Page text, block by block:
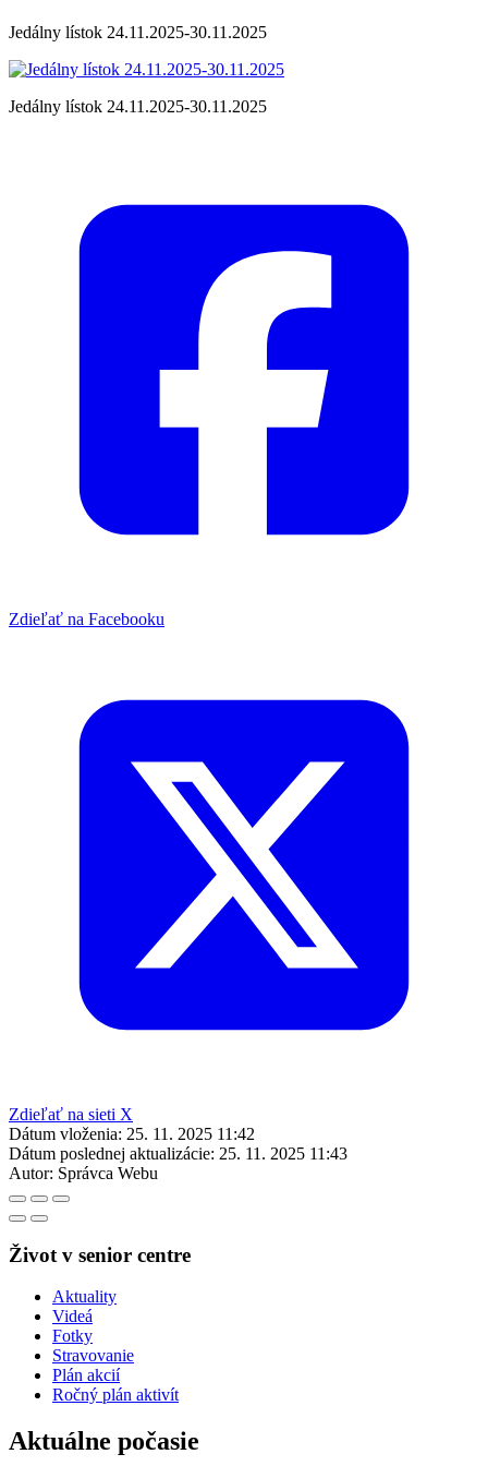
Jedálny lístok 24.11.2025-30.11.2025
Jedálny lístok 24.11.2025-30.11.2025
Zdieľať na Facebooku
Zdieľať na sieti X
Dátum vloženia: 25. 11. 2025 11:42
Dátum poslednej aktualizácie: 25. 11. 2025 11:43
Autor: Správca Webu
Život v senior centre
Aktuality
Videá
Fotky
Stravovanie
Plán akcií
Ročný plán aktivít
Aktuálne počasie